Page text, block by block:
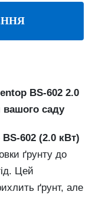
BS-602 2.0
вашого саду
602 (2.0 кВт)
ґрунту до
Цей
ґрунт, але